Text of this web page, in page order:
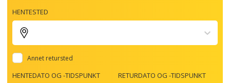
HENTESTED
Annet retursted
HENTEDATO OG -TIDSPUNKT RETURDATO OG -TIDSPUNKT